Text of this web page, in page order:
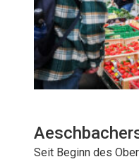
Seit Beginn des